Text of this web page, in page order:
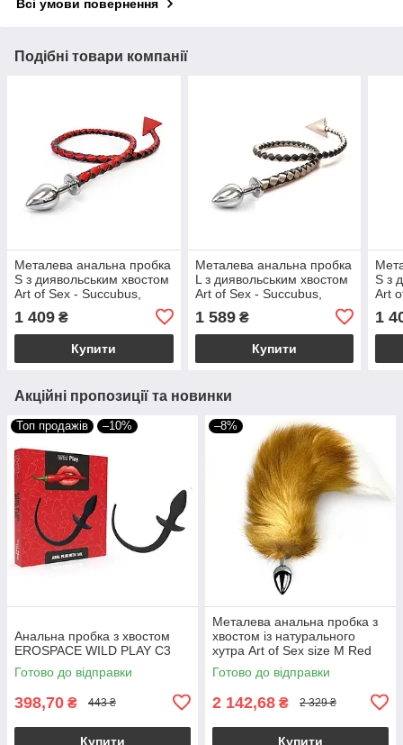
Всі умови повернення
Подібні товари компанії
Металева анальна пробка
S з диявольським хвостом
Art of Sex - Succubus,
червоний
1 409 ₴
Купити
Металева анальна пробка
L з диявольським хвостом
Art of Sex - Succubus,
екошкіра, чорний/золото
1 589₴
Купити
S з
Art
1
Акційні пропозиції та новинки
Топ продажів –10%
Анальна пробка з хвостом
EROSPACE WILD PLAY C3
Готово до відправки
398,70 ₴ 443 ₴
Купити
–8%
Металева анальна пробка з
хвостом із натурального
хутра Art of Sex size M Red
fox
Готово до відправки
2 142,68 ₴ 2 329 ₴
Купити